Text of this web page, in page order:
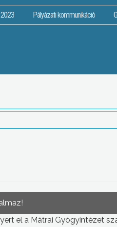
Pályázati kommunikáció
el a Mátrai Gyógyintézet